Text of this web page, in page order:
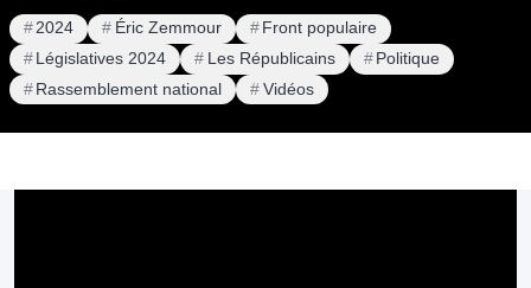
2024 Éric Zemmour
Front populaire
Législatives 2024
Les Républicains
Politique
Rassemblement national
Vidéos